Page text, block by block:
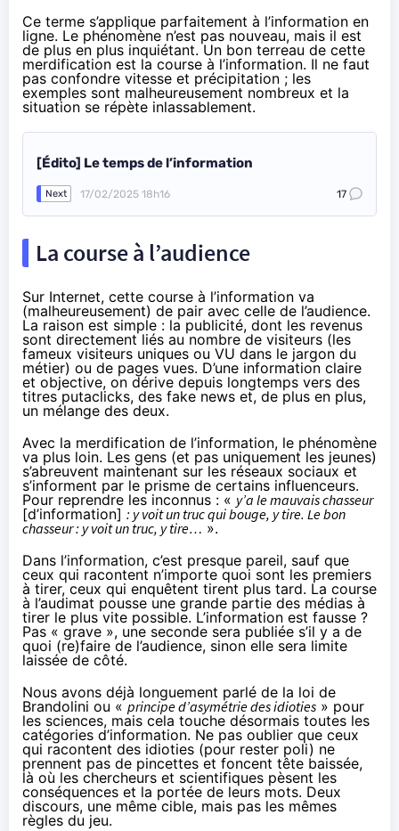
Ce terme s’applique parfaitement à l’information en
ligne. Le phénomène n’est pas nouveau, mais il est
de plus en plus inquiétant. Un bon terreau de cette
merdification est la course à l’information. Il ne faut
pas confondre vitesse et précipitation ; les
exemples sont malheureusement nombreux et la
situation se répète inlassablement.
[Édito] Le temps de l’information
Next 17/02/2025 18h16 17
La course à l’audience
Sur Internet, cette course à l’information va
(malheureusement) de pair avec celle de l’audience.
La raison est simple : la publicité, dont les revenus
sont directement liés au nombre de visiteurs (les
fameux visiteurs uniques ou VU dans le jargon du
métier) ou de pages vues. D’une information claire
et objective, on dérive depuis longtemps vers des
titres putaclicks, des fake news et, de plus en plus,
un mélange des deux.
Avec la merdification de l’information, le phénomène
va plus loin. Les gens (et pas uniquement les jeunes)
s’abreuvent maintenant sur les réseaux sociaux et
s’informent par le prisme de certains influenceurs.
Pour reprendre les inconnus : « y’a le mauvais chasseur
[d’information] : y voit un truc qui bouge, y tire. Le bon
chasseur : y voit un truc, y tire… ».
Dans l’information, c’est presque pareil, sauf que
ceux qui racontent n’importe quoi sont les premiers
à tirer, ceux qui enquêtent tirent plus tard. La course
à l’audimat pousse une grande partie des médias à
tirer le plus vite possible. L’information est fausse ?
Pas « grave », une seconde sera publiée s’il y a de
quoi (re)faire de l’audience, sinon elle sera limite
laissée de côté.
Nous avons déjà longuement parlé de la loi de
Brandolini ou « principe d’asymétrie des idioties » pour
les sciences, mais cela touche désormais toutes les
catégories d’information. Ne pas oublier que ceux
qui racontent des idioties (pour rester poli) ne
prennent pas de pincettes et foncent tête baissée,
là où les chercheurs et scientifiques pèsent les
conséquences et la portée de leurs mots. Deux
discours, une même cible, mais pas les mêmes
règles du jeu.